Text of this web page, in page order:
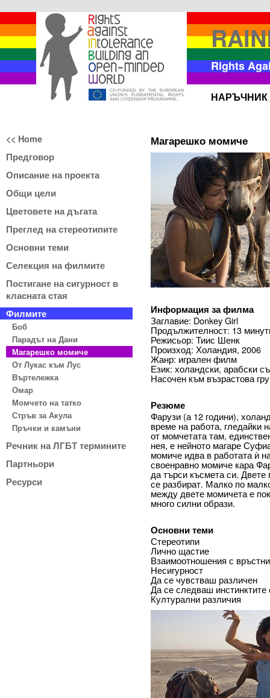
Rights
НАРЪЧНИК
<< Home
Предговор
Описание на проекта
Общи цели
Цветовете на дъгата
Преглед на стереотипите
Основни теми
Селекция на филмите
Постигане на сигурност в
класната стая
Филмите
Боб
Парадът на Дани
Магарешко момиче
От Лукас към Лус
Въртележка
Омар
Момчето на татко
Стръв за Акула
Пръчки и камъни
Речник на ЛГБТ термините
Партньори
Ресурси
Магарешко момиче
Информация за филма
Заглавие: Donkey Girl
Продължителност: 13
Режисьор: Тиис Шенк
Произход: Холандия, 2006
Жанр: игрален филм
Език: холандски, арабски
Насочен към възрастова
Резюме
Фарузи (а 12 години),
време на работа, гледайки
от момчетата там,
нея, е нейното магаре
момиче идва в работата ѝ
своенравно момиче кара
да търси късмета си.
се разбират. Малко по
между двете момичета е
много силни образи.
Основни теми
Стереотипи
Лично щастие
Взаимоотношения с
Несигурност
Да се чувстваш различен
Да се следваш инстинктите
Културални различия